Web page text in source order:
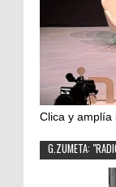
Clica y amplía
G.ZUMETA: